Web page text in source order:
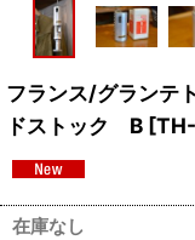
フランス/グランテ
ドストック B [
在庫なし